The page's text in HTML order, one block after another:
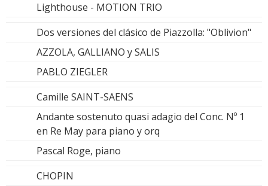
Lighthouse - MOTION TRIO
Dos versiones del clásico de Piazzolla: "Oblivion"
AZZOLA, GALLIANO y SALIS
PABLO ZIEGLER
Camille SAINT-SAENS
Andante sostenuto quasi adagio del Conc. Nº 1
en Re May para piano y orq
Pascal Roge, piano
CHOPIN